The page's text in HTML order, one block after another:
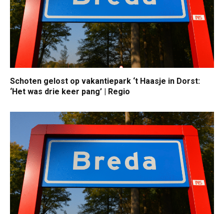
Schoten gelost op vakantiepark ‘t Haasje in Dorst:
‘Het was drie keer pang’ | Regio